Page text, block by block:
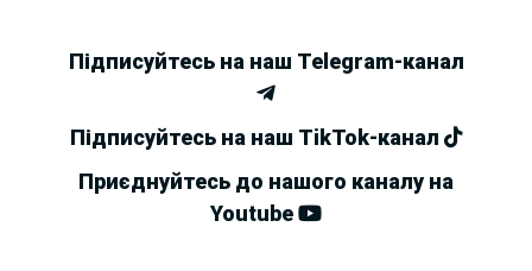
Підписуйтесь на наш Telegram-канал
Підписуйтесь на наш TikTok-канал
Приєднуйтесь до нашого каналу на
Youtube